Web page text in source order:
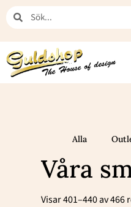
Hoppa
till
innehåll
Sök Sök
Alla
Våra
Visar 401–440 av 466